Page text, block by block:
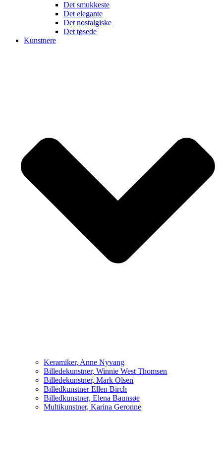
Det smukkeste
Det elegante
Det nostalgiske
Det tøsede
Kunstnere
Keramiker, Anne Nyvang
Billedekunstner, Winnie West Thomsen
Billedekunstner, Mark Olsen
Billedkunstner Ellen Birch
Billedkunstner, Elena Baunsøe
Multikunstner, Karina Geronne